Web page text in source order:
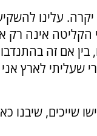
עלינו
הקליטה אינה
אם זה
היום, יותר מ-30 שנים
שייכים, שיבנו